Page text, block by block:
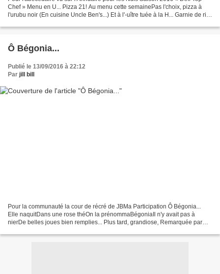
Chef » Menu en U... Pizza 21! Au menu cette semainePas l'choix, pizza à
l'urubu noir (En cuisine Uncle Ben's...) Et à l'-uître tuée à la H... Garnie de riz
Ô Bégonia...
Publié le 13/09/2016 à 22:12
Par jill bill
Pour la communauté la cour de récré de JBMa Participation Ô Bégonia...
Elle naquitDans une rose théOn la prénommaBégoniaIl n'y avait pas à
nierDe belles joues bien remplies... Plus tard, grandiose, Remarquée par